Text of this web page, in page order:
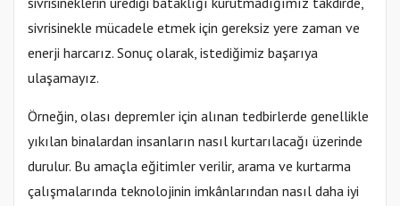
sivrisinekle mücadele etmek için gereksiz yere zaman ve
enerji harcarız. Sonuç olarak, istediğimiz başarıya
ulaşamayız.
Örneğin, olası depremler için alınan tedbirlerde genellikle
yıkılan binalardan insanların nasıl kurtarılacağı üzerinde
durulur. Bu amaçla eğitimler verilir, arama ve kurtarma
çalışmalarında teknolojinin imkânlarından nasıl daha iyi